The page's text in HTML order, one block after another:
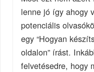
lenne jó így ahogy
potenciális
egy “Hogyan
oldalon” írást.
felvetésedre, hogy